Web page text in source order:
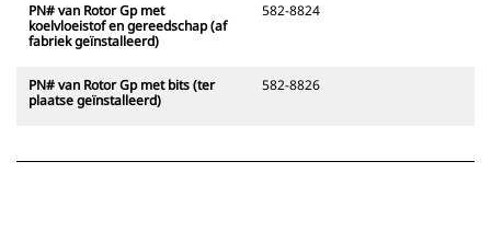
PN# van Rotor Gp met
koelvloeistof en gereedschap (af
fabriek geïnstalleerd)
582-8824
PN# van Rotor Gp met bits (ter
plaatse geïnstalleerd)
582-8826